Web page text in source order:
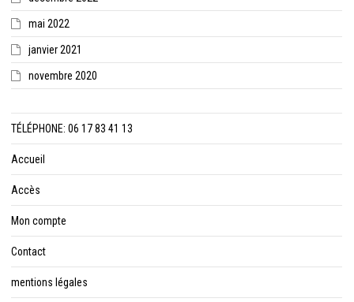
mai 2022
janvier 2021
novembre 2020
TÉLÉPHONE: 06 17 83 41 13
Accueil
Accès
Mon compte
Contact
mentions légales